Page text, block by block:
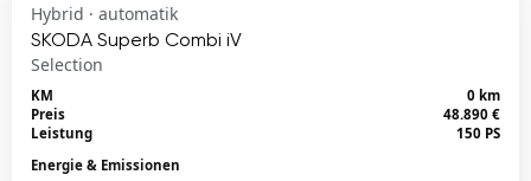
Hybrid · automatik
SKODA Superb Combi iV
Selection
KM
0 km
Preis
48.890 €
Leistung
150 PS
Energie & Emissionen